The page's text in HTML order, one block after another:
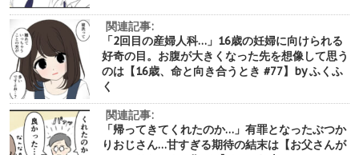
関連記事:
「2回目の産婦人科…」16歳の妊婦に向けられる
好奇の目。お腹が大きくなった先を想像して思う
のは【16歳、命と向き合うとき #77】by ふくふ
く
関連記事:
「帰ってきてくれたのか…」有罪となったぶつか
りおじさん…甘すぎる期待の結末は【お父さんが